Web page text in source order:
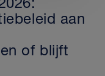
aan
of blijft